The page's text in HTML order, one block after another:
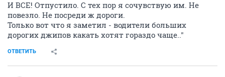
И ВСЕ! Отпустило. С тех пор я сочувствую им. Не
повезло. Не посреди ж дороги.
Только вот что я заметил - водители больших
дорогих джипов какать хотят гораздо чаще.."
ОТВЕТИТЬ